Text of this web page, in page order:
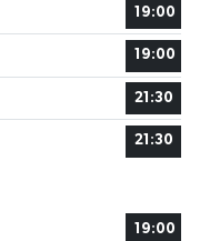
19:00
19:00
21:30
21:30
19:00